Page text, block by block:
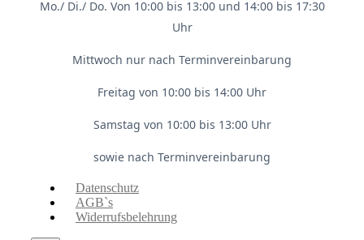
Mo./ Di./ Do. Von 10:00 bis 13:00 und 14:00 bis 17:30
Uhr
Mittwoch nur nach Terminvereinbarung
Freitag von 10:00 bis 14:00 Uhr
Samstag von 10:00 bis 13:00 Uhr
sowie nach Terminvereinbarung
Datenschutz
AGB`s
Widerrufsbelehrung